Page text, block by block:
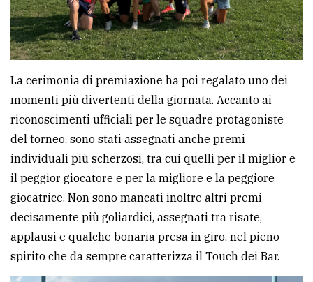
La cerimonia di premiazione ha poi regalato uno dei
momenti più divertenti della giornata. Accanto ai
riconoscimenti ufficiali per le squadre protagoniste
del torneo, sono stati assegnati anche premi
individuali più scherzosi, tra cui quelli per il miglior e
il peggior giocatore e per la migliore e la peggiore
giocatrice. Non sono mancati inoltre altri premi
decisamente più goliardici, assegnati tra risate,
applausi e qualche bonaria presa in giro, nel pieno
spirito che da sempre caratterizza il Touch dei Bar.